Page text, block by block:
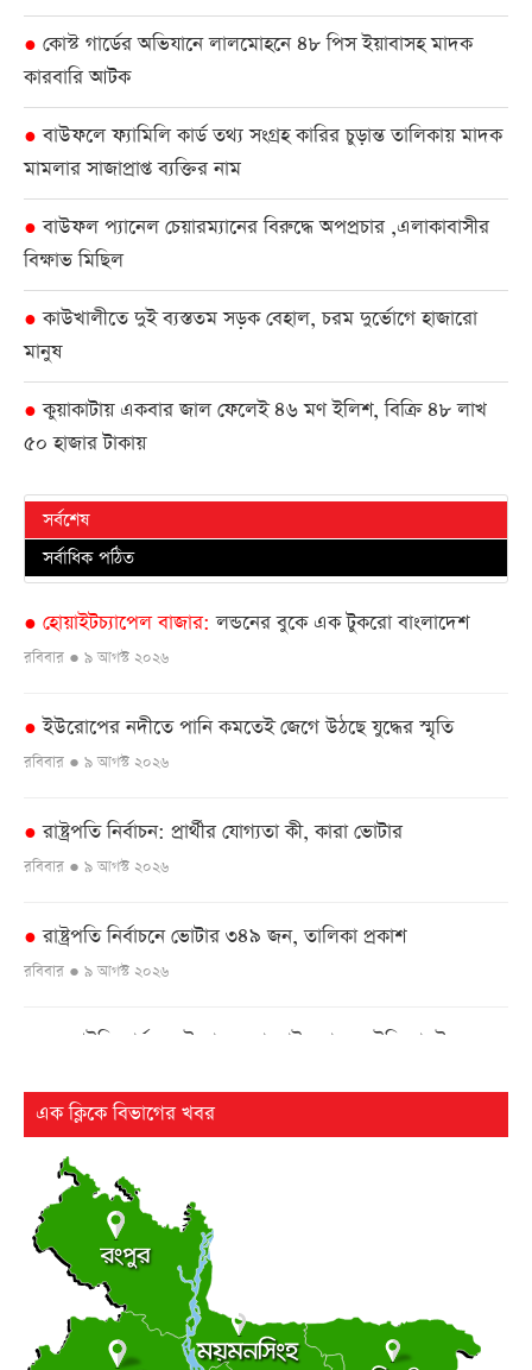
● কোস্ট গার্ডের অভিযানে লালমোহনে ৪৮ পিস ইয়াবাসহ মাদক
কারবারি আটক
● বাউফলে ফ্যামিলি কার্ড তথ্য সংগ্রহ কারির চুড়ান্ত তালিকায় মাদক
মামলার সাজাপ্রাপ্ত ব্যক্তির নাম
● বাউফল প্যানেল চেয়ারম্যানের বিরুদ্ধে অপপ্রচার ,এলাকাবাসীর
বিক্ষাভ মিছিল
● কাউখালীতে দুই ব্যস্ততম সড়ক বেহাল, চরম দুর্ভোগে হাজারো
মানুষ
● কুয়াকাটায় একবার জাল ফেলেই ৪৬ মণ ইলিশ, বিক্রি ৪৮ লাখ
৫০ হাজার টাকায়
সর্বশেষ
সর্বাধিক পঠিত
● হোয়াইটচ্যাপেল বাজার লন্ডনের বুকে এক টুকরো বাংলাদেশ
রবিবার ● ৯ আগস্ট ২০২৬
● ইউরোপের নদীতে পানি কমতেই জেগে উঠছে যুদ্ধের স্মৃতি
রবিবার ● ৯ আগস্ট ২০২৬
● রাষ্ট্রপতি নির্বাচন: প্রার্থীর যোগ্যতা কী, কারা ভোটার
রবিবার ● ৯ আগস্ট ২০২৬
● রাষ্ট্রপতি নির্বাচনে ভোটার ৩৪৯ জন, তালিকা প্রকাশ
রবিবার ● ৯ আগস্ট ২০২৬
এনআইডি কার্যক্রম উদ্বোধনে বাহরাইন যাচ্ছেন ইসি মাছউদ
ঢাকা-ভাঙ্গা এক্সপ্রেসওয়ের শিবচরে ২ বাসের সংঘর্ষে আহত ৫
রবিবার ● ৯ আগস্ট ২০২৬
●ড্যাবের ৩৭তম প্রতিষ্ঠাবার্ষিকীর চিকিৎসক সমাবেশে প্রধানমন্ত্রী
রবিবার ● ৯ আগস্ট ২০২৬
●ট্রাম্পের ৪০ কোটি ডলারের ‘বলরুম প্রকল্প’ আটকে দিলেন
এক ক্লিকে বিভাগের খবর